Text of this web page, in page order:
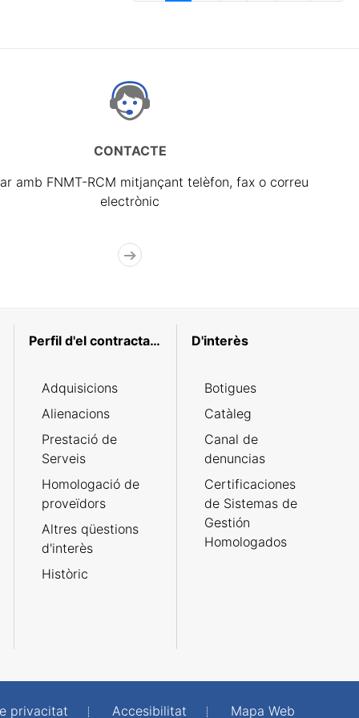
CONTACTE
amb FNMT-RCM mitjançant telèfon, fax o correu
electrònic
Perfil d'el contractant
Adquisicions
Alienacions
Prestació de
Serveis
Homologació de
proveïdors
Altres qüestions
d'interès
Històric
D'interès
Botigues
Catàleg
Canal de
denuncias
Certificaciones
de Sistemas de
Gestión
Homologados
privacitat Accesibilitat Mapa Web